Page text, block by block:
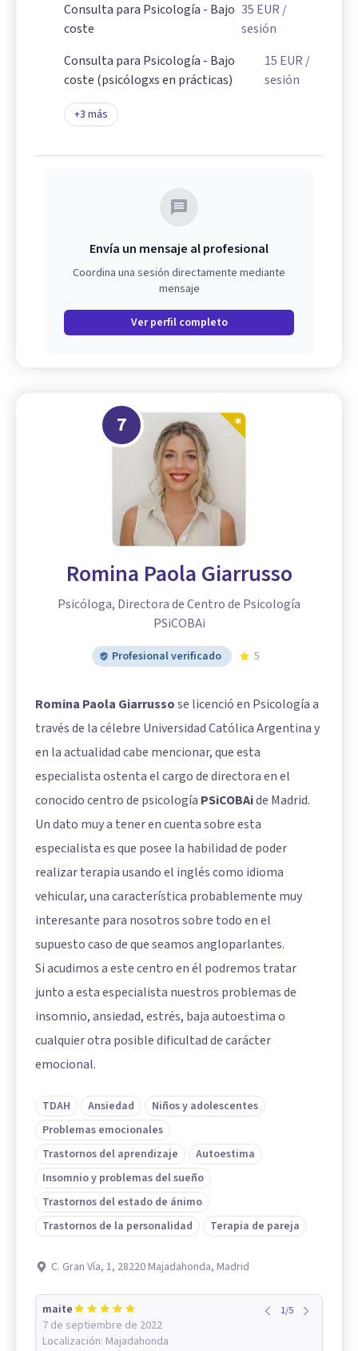
Consulta para Psicología - Bajo
coste
35 EUR /
sesión
Consulta para Psicología - Bajo
coste (psicólogxs en prácticas)
15 EUR /
sesión
+3 más
Envía un mensaje al profesional
Coordina una sesión directamente mediante
mensaje
Ver perfil completo
7
Romina Paola Giarrusso
Psicóloga, Directora de Centro de Psicología
PSiCOBAi
Profesional verificado 5
Romina Paola Giarrussose licenció en Psicología a
través de la célebre Universidad Católica Argentina y
en la actualidad cabe mencionar, que esta
especialista ostenta el cargo de directora en el
conocido centro de psicología PSiCOBAide Madrid.
Un dato muy a tener en cuenta sobre esta
especialista es que posee la habilidad de poder
realizar terapia usando el inglés como idioma
vehicular, una característica probablemente muy
interesante para nosotros sobre todo en el
supuesto caso de que seamos angloparlantes.
Si acudimos a este centro en él podremos tratar
junto a esta especialista nuestros problemas de
insomnio, ansiedad, estrés, baja autoestima o
cualquier otra posible dificultad de carácter
emocional.
TDAH Ansiedad
Niños y adolescentes
Problemas emocionales
Trastornos del aprendizaje
Autoestima
Insomnio y problemas del sueño
Trastornos del estado de ánimo
Trastornos de la personalidad
Terapia de pareja
C. Gran Vía, 1, 28220 Majadahonda, Madrid
maite
7 de septiembre de 2022
Localización: Majadahonda
1/5